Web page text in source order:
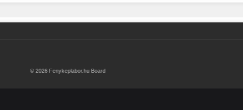
© 2026 Fenykeplabor.hu Board